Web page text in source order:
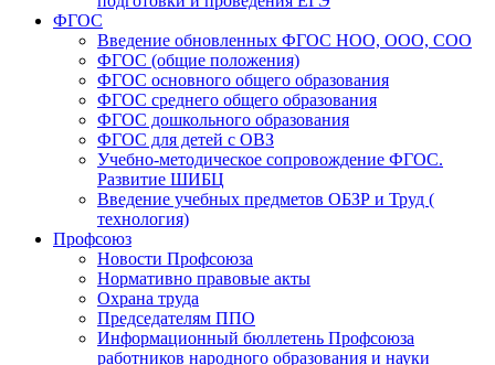
ФГОС
Введение обновленных ФГОС НОО, ООО, СОО
ФГОС (общие положения)
ФГОС основного общего образования
ФГОС среднего общего образования
ФГОС дошкольного образования
ФГОС для детей с ОВЗ
Учебно-методическое сопровождение ФГОС.
Развитие ШИБЦ
Введение учебных предметов ОБЗР и Труд (
технология)
Профсоюз
Новости Профсоюза
Нормативно правовые акты
Охрана труда
Председателям ППО
Информационный бюллетень Профсоюза
работников народного образования и науки